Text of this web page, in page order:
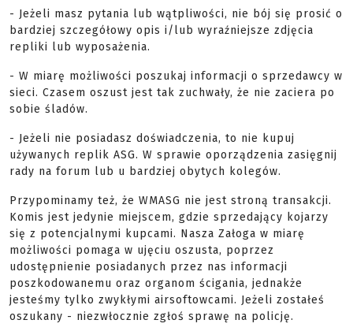
- Jeżeli masz pytania lub wątpliwości, nie bój się prosić o
bardziej szczegółowy opis i/lub wyraźniejsze zdjęcia
repliki lub wyposażenia.
- W miarę możliwości poszukaj informacji o sprzedawcy w
sieci. Czasem oszust jest tak zuchwały, że nie zaciera po
sobie śladów.
- Jeżeli nie posiadasz doświadczenia, to nie kupuj
używanych replik ASG. W sprawie oporządzenia zasięgnij
rady na forum lub u bardziej obytych kolegów.
Przypominamy też, że WMASG nie jest stroną transakcji.
Komis jest jedynie miejscem, gdzie sprzedający kojarzy
się z potencjalnymi kupcami. Nasza Załoga w miarę
możliwości pomaga w ujęciu oszusta, poprzez
udostępnienie posiadanych przez nas informacji
poszkodowanemu oraz organom ścigania, jednakże
jesteśmy tylko zwykłymi airsoftowcami. Jeżeli zostałeś
oszukany - niezwłocznie zgłoś sprawę na policję.